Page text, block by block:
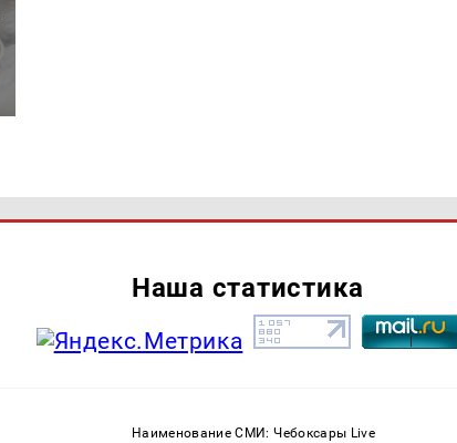
Наша статистика
Наименование СМИ: Чебоксары Live